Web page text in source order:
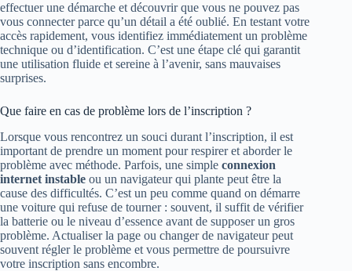
effectuer une démarche et découvrir que vous ne pouvez pas
vous connecter parce qu’un détail a été oublié. En testant votre
accès rapidement, vous identifiez immédiatement un problème
technique ou d’identification. C’est une étape clé qui garantit
une utilisation fluide et sereine à l’avenir, sans mauvaises
surprises.
Que faire en cas de problème lors de l’inscription ?
Lorsque vous rencontrez un souci durant l’inscription, il est
important de prendre un moment pour respirer et aborder le
problème avec méthode. Parfois, une simple connexion
internet instable ou un navigateur qui plante peut être la
cause des difficultés. C’est un peu comme quand on démarre
une voiture qui refuse de tourner : souvent, il suffit de vérifier
la batterie ou le niveau d’essence avant de supposer un gros
problème. Actualiser la page ou changer de navigateur peut
souvent régler le problème et vous permettre de poursuivre
votre inscription sans encombre.